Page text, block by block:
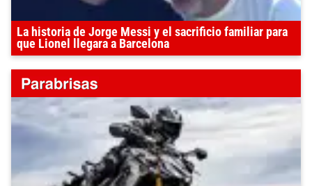
La historia de Jorge Messi y el sacrificio familiar para
que Lionel llegara a Barcelona